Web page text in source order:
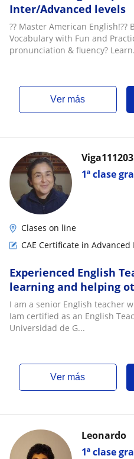
Inter/Advanced levels
?? Master American English!??
Vocabulary with Fun and
pronunciation & fluency?
ver más
1ª clase
Viga111203
Clases on line
CAE Certificate in Advanced
Experienced English
learning and helping
and forms of the
I am a senior English teacher
Iam certified as an English
Universidad de G...
ver más
1ª clase
Leonardo